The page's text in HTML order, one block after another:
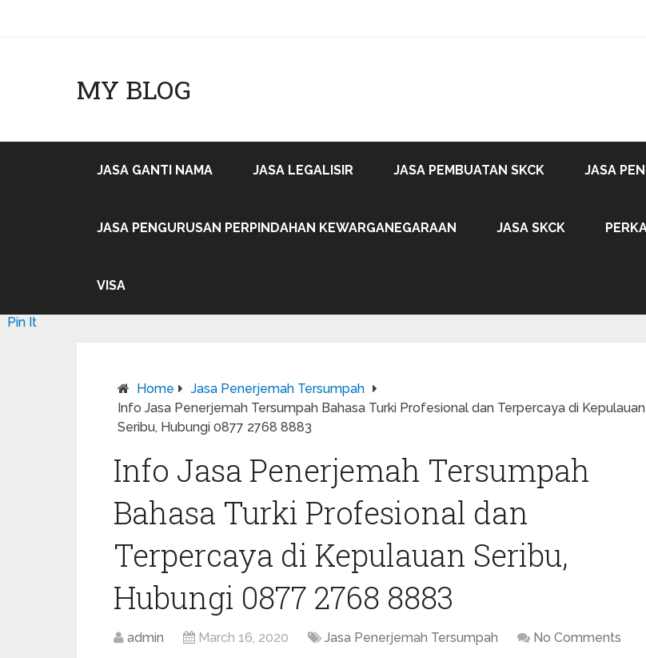
MY BLOG
JASA GANTI NAMA JASA LEGALISIR JASA PEMBUATAN SKCK JASA
JASA PENGURUSAN PERPINDAHAN KEWARGANEGARAAN JASA SKCK
VISA
Home
Jasa Penerjemah Tersumpah
Info Jasa Penerjemah Tersumpah Bahasa Turki Profesional dan Terpercaya di Kepulauan
Seribu, Hubungi 0877 2768 8883
Info Jasa Penerjemah Tersumpah
Bahasa Turki Profesional dan
Terpercaya di Kepulauan Seribu,
Hubungi 0877 2768 8883
admin March 16, 2020 Jasa Penerjemah Tersumpah No Comments
Pin It